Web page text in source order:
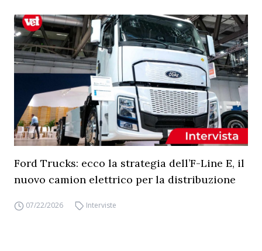
Ford Trucks: ecco la strategia dell’F-Line E, il
nuovo camion elettrico per la distribuzione
07/22/2026 Interviste